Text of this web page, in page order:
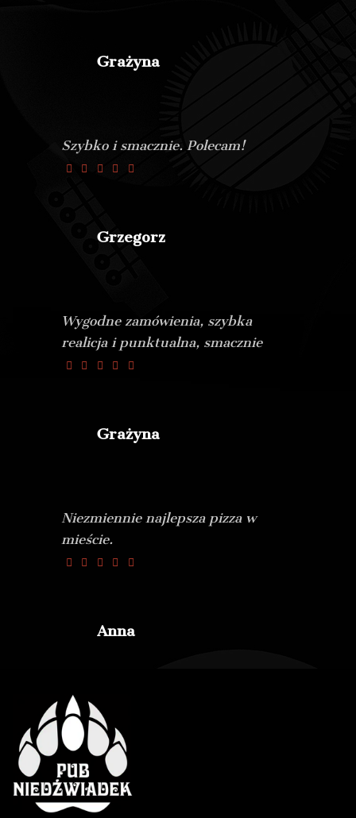
Grażyna
Szybko i smacznie. Polecam!
Grzegorz
Wygodne zamówienia, szybka
realicja i punktualna, smacznie
Grażyna
Niezmiennie najlepsza pizza w
mieście.
Anna